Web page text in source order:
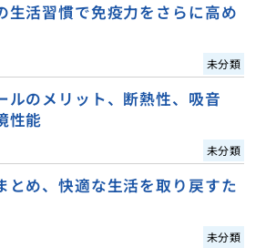
生活習慣で免疫力をさらに高め
未分類
ルのメリット、断熱性、吸音
性能
未分類
とめ、快適な生活を取り戻すた
未分類